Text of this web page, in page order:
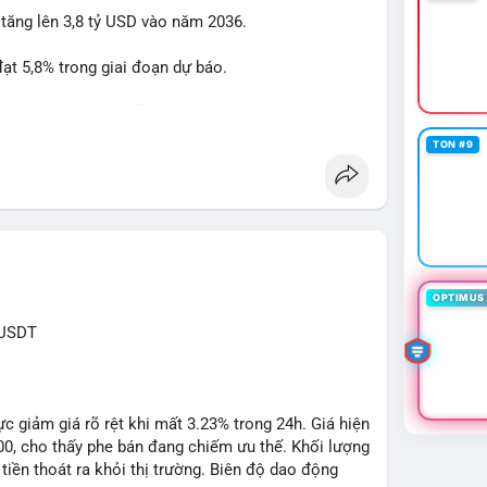
#1point49trieuusd
lên 3,8 tỷ USD vào năm 2036.
5,8% trong giai đoạn dự báo.
giảm giá rõ rệt khi mất 3.23% trong 24h. Giá hiện
cho thấy phe bán đang chiếm ưu thế. Khối lượng
thoát ra khỏi thị trường. Biên độ dao động
TON #9
OPTIMUS